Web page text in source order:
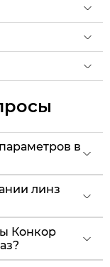
в
линз
Конкор